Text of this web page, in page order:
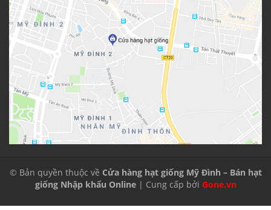
© Bản quyền thuộc về Cửa hàng hạt giống Mỹ Đình – Bán hạt
giống Nhập khẩu Online| Cung cấp bởi Gone.vn